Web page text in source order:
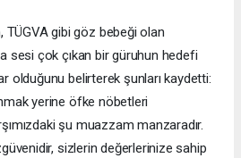
TÜGVA gibi göz bebeği olan
sesi çok çıkan bir güruhun hedefi
olduğunu belirterek şunları kaydetti:
yerine öfke nöbetleri
şu muazzam manzaradır.
sizlerin değerlerinize sahip